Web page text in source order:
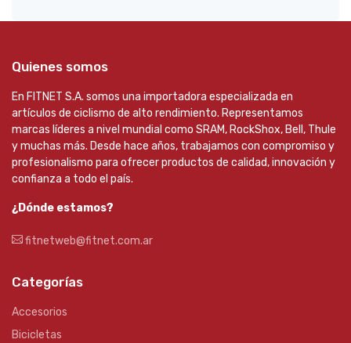
Quienes somos
En FITNET S.A. somos una importadora especializada en
artículos de ciclismo de alto rendimiento. Representamos
marcas líderes a nivel mundial como SRAM, RockShox, Bell, Thule
y muchas más. Desde hace años, trabajamos con compromiso y
profesionalismo para ofrecer productos de calidad, innovación y
confianza a todo el país.
¿Dónde estamos?
fitnetweb@fitnet.com.ar
Categorías
Accesorios
Bicicletas